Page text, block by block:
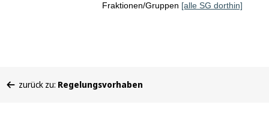
Fraktionen/Gruppen [alle SG dorthin]
befinden
zurück zu: Regelungsvorhaben